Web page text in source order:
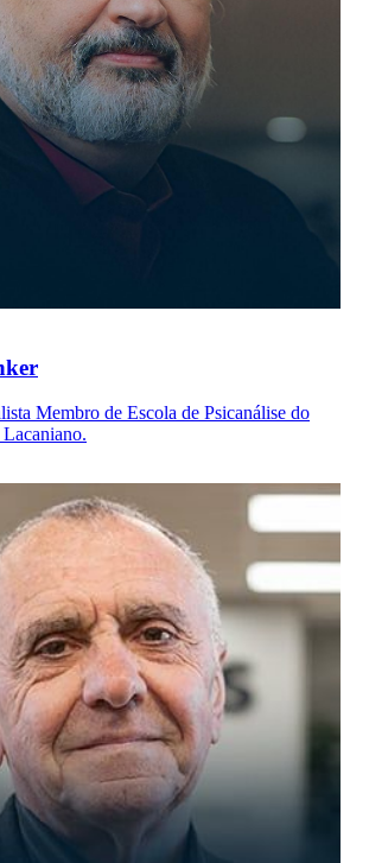
Membro de Escola de Psicanálise do